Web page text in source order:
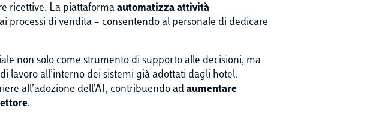
ricettive. La piattaforma automatizza attività
processi di vendita – consentendo al personale di dedicare
non solo come strumento di supporto alle decisioni, ma
lavoro all’interno dei sistemi già adottati dagli hotel.
all’adozione dell’AI, contribuendo ad aumentare
.